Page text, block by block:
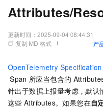
Attributes/
更新时间： 2025-09-04 08:44:31
复制 MD 格式
产
OpenTelemetry Specification
Span 所应当包含的
针出于数据上报量考虑，默认
这些 Attributes。如果您在自